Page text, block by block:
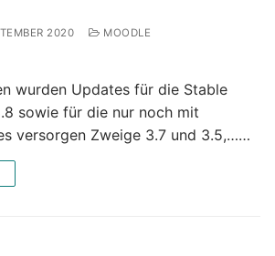
2020
MOODLE
wurden Updates für die Stable
sowie für die nur noch mit
versorgen Zweige 3.7 und 3.5,……